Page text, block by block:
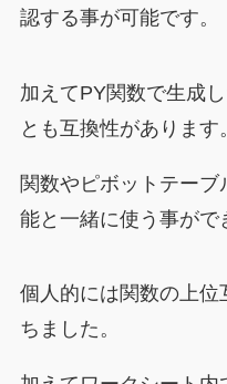
認する事が可能です。
加えてPY関数で生成
とも互換性があります。
関数やピボットテー
能と一緒に使う事がで
個人的には関数の上
ちました。